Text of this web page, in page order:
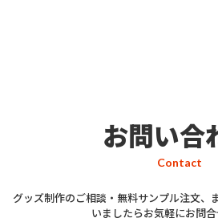
お問い合
Contact
グッズ制作のご相談・無料サンプル注文、
いましたらお気軽にお問